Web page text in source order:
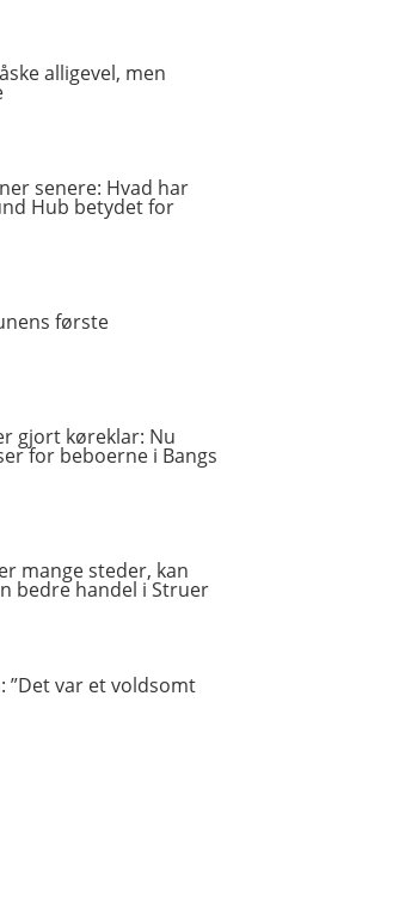
alligevel, men
senere: Hvad har
Hub betydet for
første
gjort køreklar: Nu
for beboerne i Bangs
mange steder, kan
bedre handel i Struer
”Det var et voldsomt